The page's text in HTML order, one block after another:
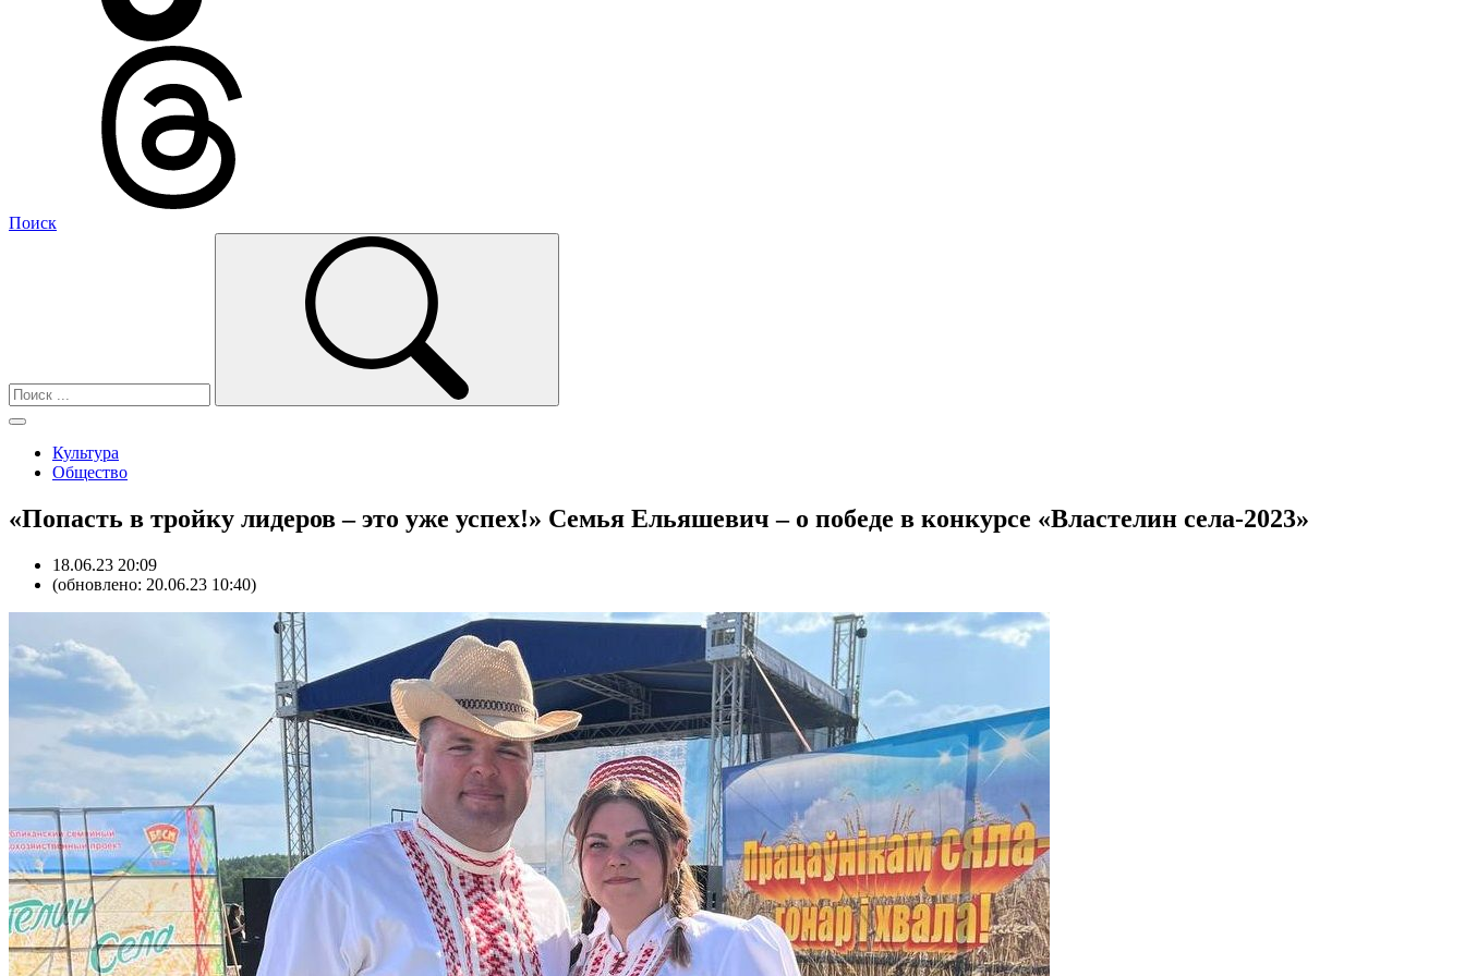
Поиск
Культура
Общество
«Попасть в тройку лидеров – это уже успех!» Семья Ельяшевич – о победе в конкурсе «Властелин села-2023»
18.06.23 20:09
(обновлено: 20.06.23 10:40)